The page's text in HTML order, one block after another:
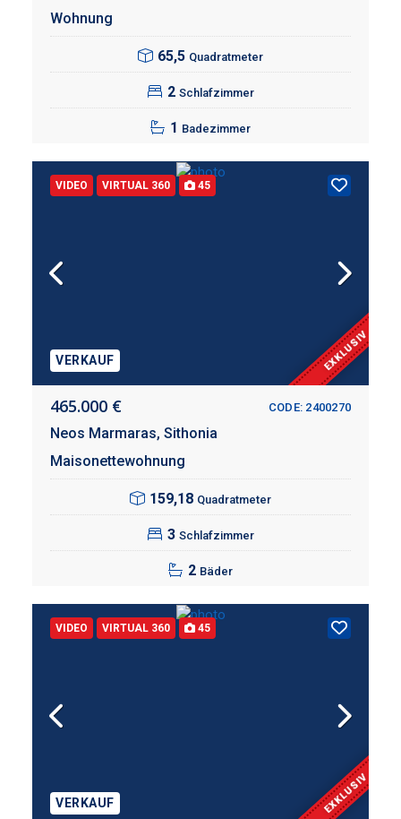
Wohnung
65,5 Quadratmeter
2 Schlafzimmer
1 Badezimmer
VIDEO VIRTUAL 360 45
VERKAUF EXKLUSIV
465.000 € CODE: 2400270
Neos Marmaras, Sithonia
Maisonettewohnung
159,18 Quadratmeter
3 Schlafzimmer
2 Bäder
VIDEO VIRTUAL 360 45
VERKAUF EXKLUSIV